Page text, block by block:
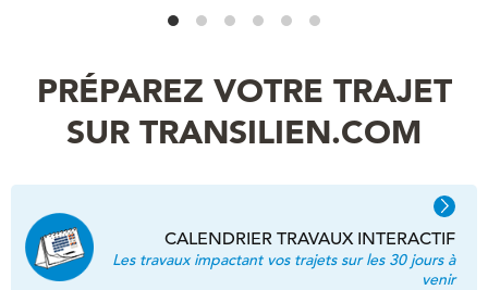
PRÉPAREZ VOTRE TRAJET
SUR TRANSILIEN.COM
CALENDRIER TRAVAUX INTERACTIF
Les travaux impactant vos trajets sur les 30 jours à
venir